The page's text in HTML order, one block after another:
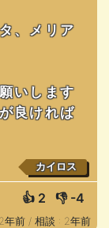
、メリア
いします
良ければ
カイロス
👍 2 👎 -4
年前 / 相談 : 2年前